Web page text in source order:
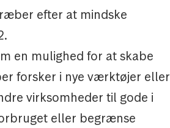
efter at mindske
en mulighed for at skabe
forsker i nye værktøjer eller
virksomheder til gode i
eller begrænse